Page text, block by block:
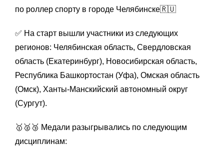
по роллер спорту в городе Челябинске🇷🇺
✅ На старт вышли участники из следующих
регионов: Челябинская область, Свердловская
область (Екатеринбург), Новосибирская область,
Республика Башкортостан (Уфа), Омская область
(Омск), Ханты-Манскийский автономный округ
(Сургут).
🥇🥈🥉 Медали разыгрывались по следующим
дисциплинам: